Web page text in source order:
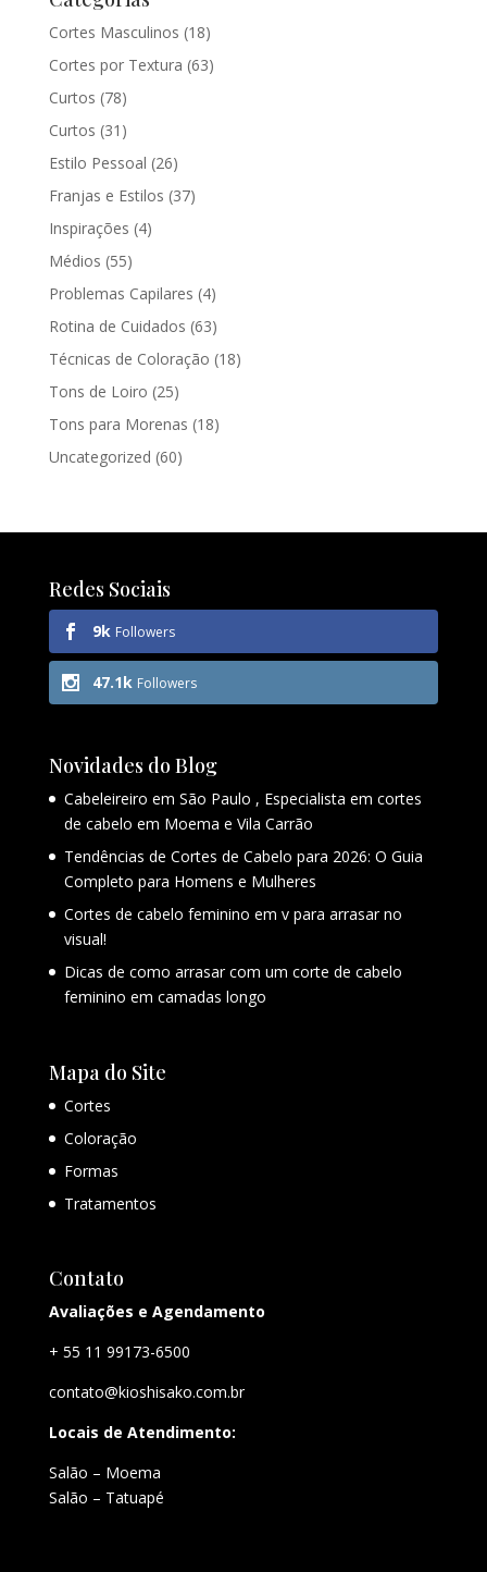
Cortes Masculinos (18)
Cortes por Textura (63)
Curtos (78)
Curtos (31)
Estilo Pessoal (26)
Franjas e Estilos (37)
Inspirações (4)
Médios (55)
Problemas Capilares (4)
Rotina de Cuidados (63)
Técnicas de Coloração (18)
Tons de Loiro (25)
Tons para Morenas (18)
Uncategorized (60)
Redes Sociais
9k Followers
47.1k Followers
Novidades do Blog
Cabeleireiro em São Paulo , Especialista em cortes
de cabelo em Moema e Vila Carrão
Tendências de Cortes de Cabelo para 2026: O Guia
Completo para Homens e Mulheres
Cortes de cabelo feminino em v para arrasar no
visual!
Dicas de como arrasar com um corte de cabelo
feminino em camadas longo
Mapa do Site
Cortes
Coloração
Formas
Tratamentos
Contato
Avaliações e Agendamento
+ 55 11 99173-6500
contato@kioshisako.com.br
Locais de Atendimento:
Salão – Moema
Salão – Tatuapé